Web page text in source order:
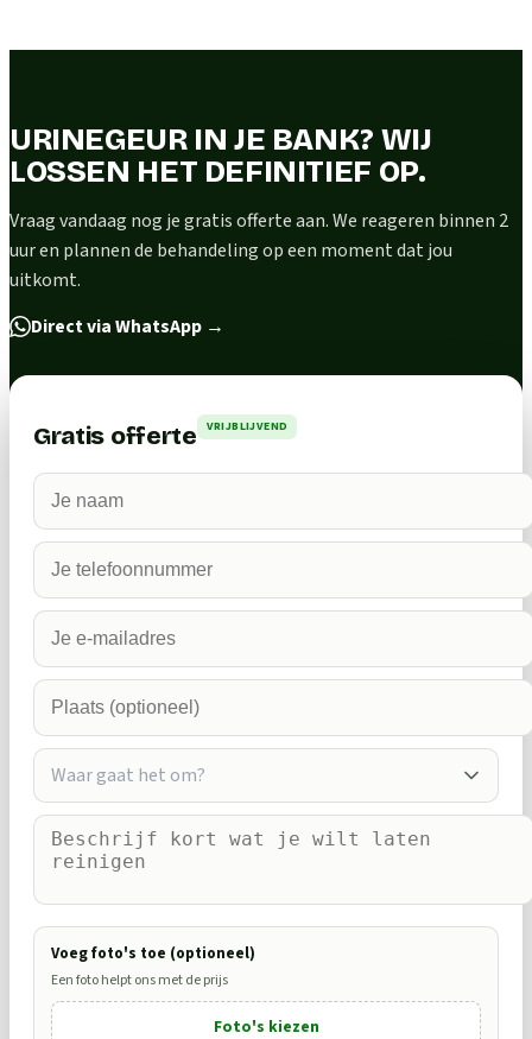
URINEGEUR IN JE BANK? WIJ
LOSSEN HET DEFINITIEF OP.
Vraag vandaag nog je gratis offerte aan. We reageren binnen 2
uur en plannen de behandeling op een moment dat jou
uitkomt.
Direct via WhatsApp →
Gratis offerte VRIJBLIJVEND
Waar gaat het om?
Voeg foto's toe (optioneel)
Een foto helpt ons met de prijs
Foto's kiezen